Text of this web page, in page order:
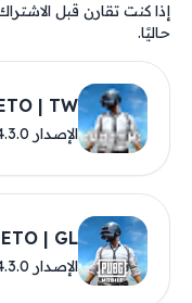
إذا كنت تقارن قبل
حاليًا.
| TW
الإصدار 4.3.0
| GL
الإصدار 4.3.0